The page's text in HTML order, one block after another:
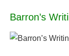
Barron’s